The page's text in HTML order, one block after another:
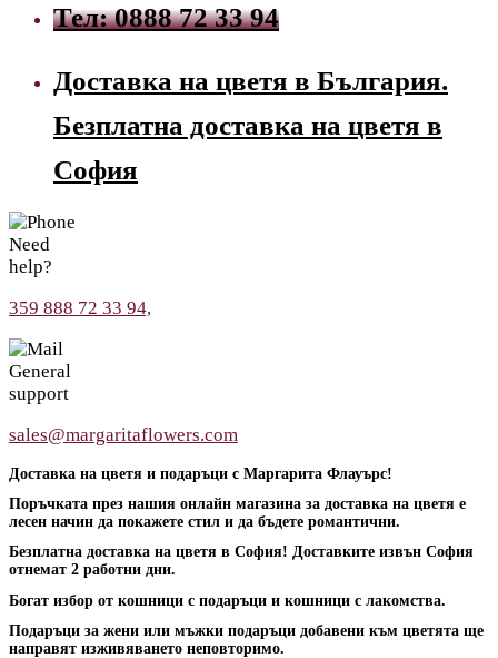
Тел: 0888 72 33 94
Доставка на цветя в България.
Безплатна доставка на цветя в
София
Need
help?
359 888 72 33 94,
General
support
sales@margaritaflowers.com
Доставка на цветя и подаръци с Маргарита Флауърс!
Поръчката през нашия онлайн магазина за доставка на цветя е
лесен начин да покажете стил и да бъдете романтични.
Безплатна доставка на цветя в София! Доставките извън София
отнемат 2 работни дни.
Богат избор от кошници с подаръци и кошници с лакомства.
Подаръци за жени или мъжки подаръци добавени към цветята ще
направят изживяването неповторимо.